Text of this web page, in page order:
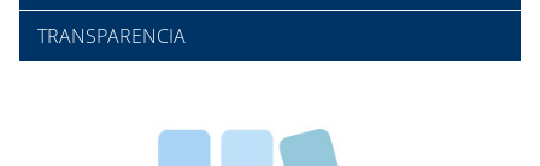
TRANSPARENCIA